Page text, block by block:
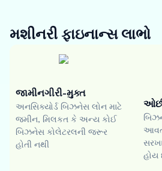
મશીનરી ફાઇનાન્સ લાભો
જામીનગીરી-મુક્ત
અનસિક્યોર્ડ બિઝનેસ લોન માટે
જમીન, મિલકત કે અન્ય કોઈ
બિઝનેસ કોલેટરલની જરૂર
હોતી નથી
હોય